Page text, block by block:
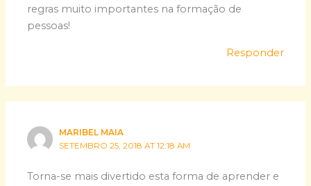
regras muito importantes na formação de
pessoas!
Responder
MARIBEL MAIA
SETEMBRO 25, 2018 AT 12:18 AM
Torna-se mais divertido esta forma de aprender e